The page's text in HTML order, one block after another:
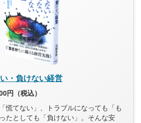
・負けない経営
円（税込）
慌てない」、トラブルになっても「も
たとしても「負けない」。そんな安